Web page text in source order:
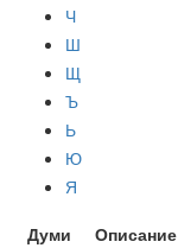
Ч
Ш
Щ
Ъ
Ь
Ю
Я
Думи
Описание